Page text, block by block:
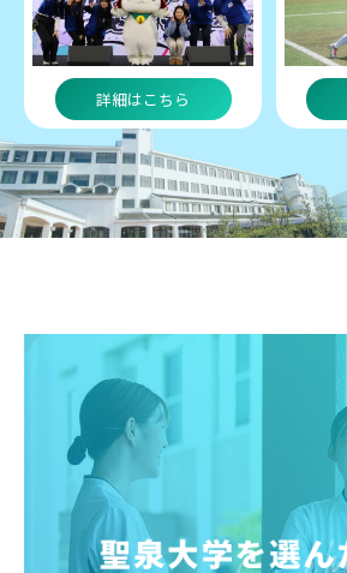
詳細はこちら